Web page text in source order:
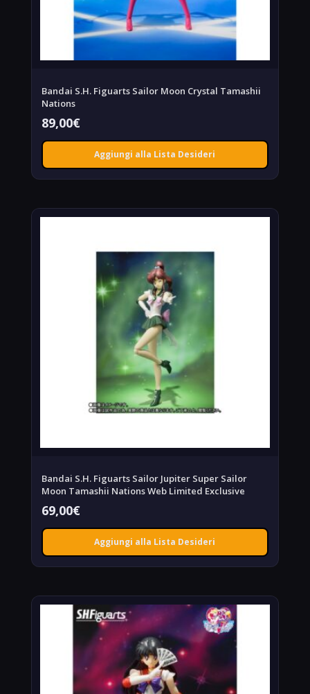
Bandai S.H. Figuarts Sailor Moon Crystal Tamashii
Nations
89,00€
Aggiungi alla Lista Desideri
Bandai S.H. Figuarts Sailor Jupiter Super Sailor
Moon Tamashii Nations Web Limited Exclusive
69,00€
Aggiungi alla Lista Desideri